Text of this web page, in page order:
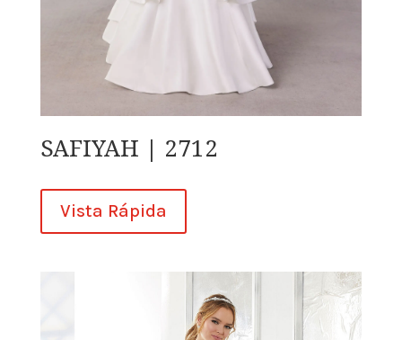
SAFIYAH | 2712
Vista Rápida